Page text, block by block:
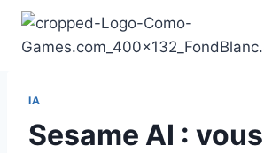
Aller
contenu
IA
Sesame AI :